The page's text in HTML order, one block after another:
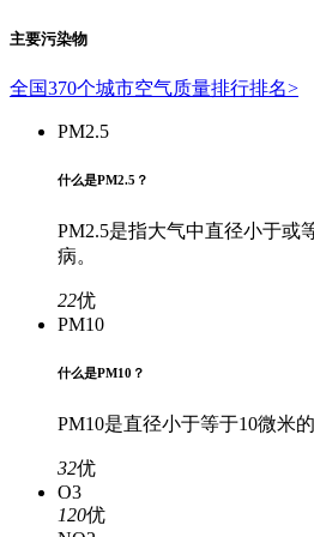
主要污染物
全国370个城市空气质量排行排名>
PM2.5
什么是PM2.5？
PM2.5是指大气中直径小于或
病。
22优
PM10
什么是PM10？
PM10是直径小于等于10微米
32优
O3
120优